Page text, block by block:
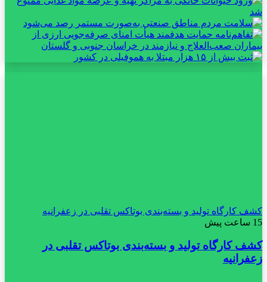
کشف کارگاه تولید و بسته‌بندی بوتاکس تقلبی در زعفرانیه
15 ساعت پیش
کشف کارگاه تولید و بسته‌بندی بوتاکس تقلبی در
زعفرانیه